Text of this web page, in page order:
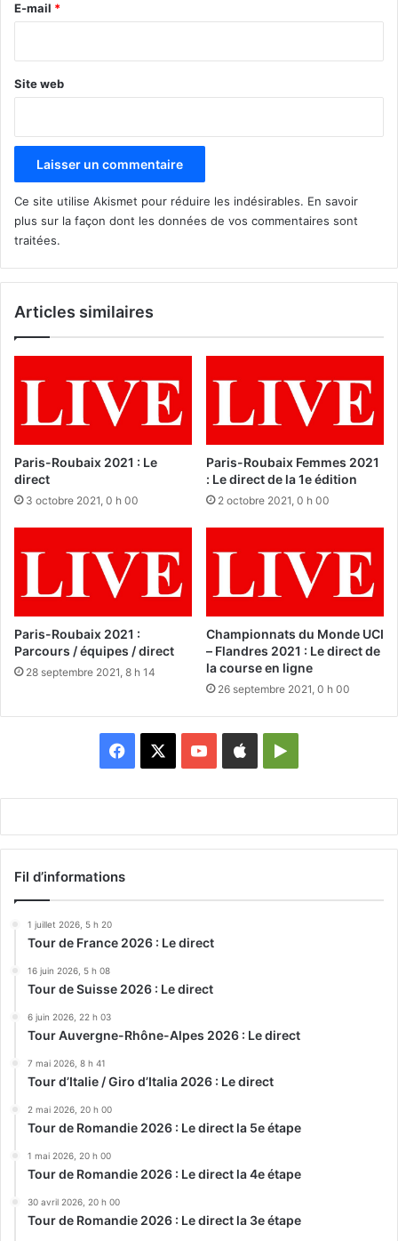
e
E-mail *
Site web
Ce site utilise Akismet pour réduire les indésirables. En savoir
plus sur la façon dont les données de vos commentaires sont
traitées.
Articles similaires
Paris-Roubaix 2021 : Le
direct
3 octobre 2021, 0 h 00
Paris-Roubaix Femmes 2021
: Le direct de la 1e édition
2 octobre 2021, 0 h 00
Paris-Roubaix 2021 :
Parcours / équipes / direct
28 septembre 2021, 8 h 14
Championnats du Monde UCI
– Flandres 2021 : Le direct de
la course en ligne
26 septembre 2021, 0 h 00
Facebook YouTubeAppleGoogle
Fil d’informations
1 juillet 2026, 5 h 20
Tour de France 2026 : Le direct
16 juin 2026, 5 h 08
Tour de Suisse 2026 : Le direct
6 juin 2026, 22 h 03
Tour Auvergne-Rhône-Alpes 2026 : Le direct
7 mai 2026, 8 h 41
Tour d’Italie / Giro d’Italia 2026 : Le direct
2 mai 2026, 20 h 00
Tour de Romandie 2026 : Le direct la 5e étape
1 mai 2026, 20 h 00
Tour de Romandie 2026 : Le direct la 4e étape
30 avril 2026, 20 h 00
Tour de Romandie 2026 : Le direct la 3e étape